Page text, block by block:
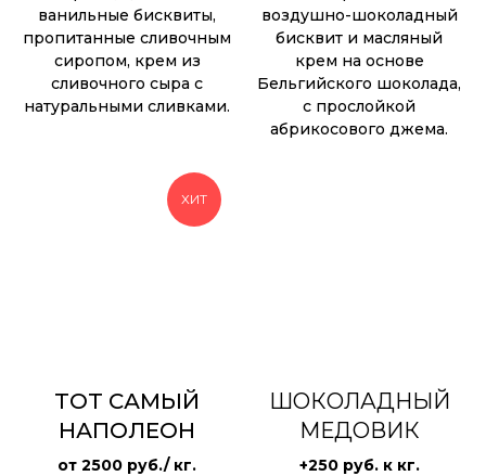
ванильные бисквиты,
пропитанные сливочным
сиропом, крем из
сливочного сыра с
натуральными сливками.
воздушно-шоколадный
бисквит и масляный
крем на основе
Бельгийского шоколада,
с прослойкой
абрикосового джема.
ХИТ
ТОТ САМЫЙ
НАПОЛЕОН
от 2500 руб./ кг.
ШОКОЛАДНЫЙ
МЕДОВИК
+250 руб. к кг.